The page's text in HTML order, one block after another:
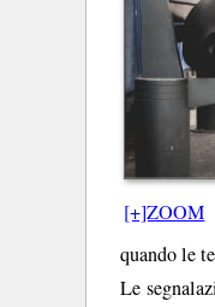
[+]ZOOM
quando le
Le